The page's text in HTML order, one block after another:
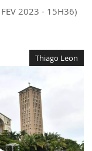
2023 - 15H36)
Thiago Leon